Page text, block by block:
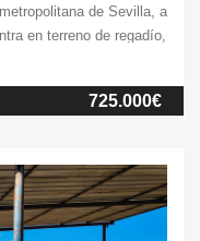
de Sevilla, a
en terreno de regadío,
con una nave de más
725.000€